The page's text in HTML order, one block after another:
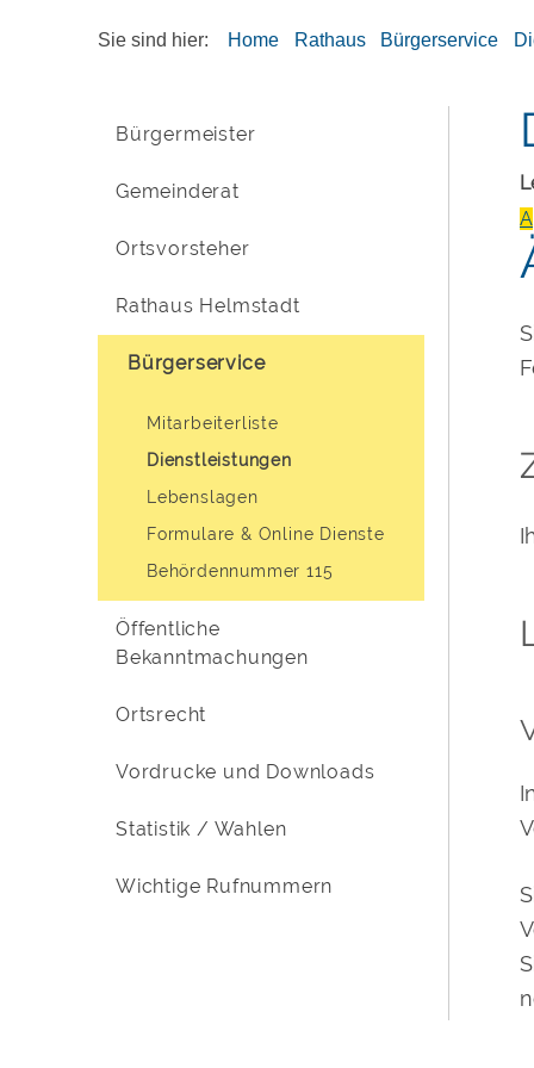
Sie sind hier: Home Rathaus Bürgerservice
Bürgermeister
Gemeinderat
Ortsvorsteher
Rathaus Helmstadt
Bürgerservice
Mitarbeiterliste
Dienstleistungen
Lebenslagen
Formulare & Online Dienste
Behördennummer 115
Öffentliche
Bekanntmachungen
Ortsrecht
Vordrucke und Downloads
Statistik / Wahlen
Wichtige Rufnummern
A